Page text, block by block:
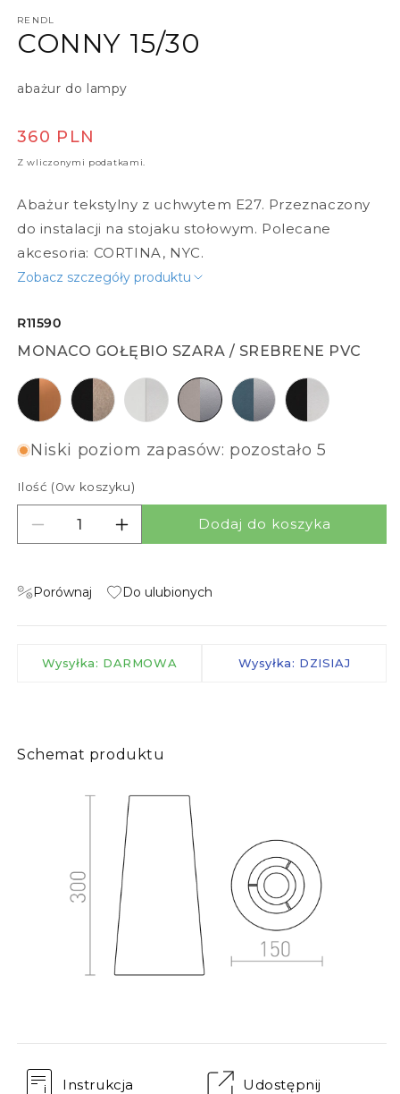
RENDL
CONNY 15/30
abażur do lampy
Cena regularna
360 PLN
Z wliczonymi podatkami.
Abażur tekstylny z uchwytem E27. Przeznaczony
do instalacji na stojaku stołowym. Polecane
akcesoria: CORTINA, NYC.
Zobacz szczegóły produktu
R11590
MONACO GOŁĘBIO SZARA / SREBRENE PVC
Polycotton czarna / folia miedziana
Polycotton czarna / folia złota
Polycotton biała / białe PCV
Monaco gołębio szara /
Monaco naftowa /
Polycotton
Niski poziom zapasów: pozostało 5
Ilość (0w koszyku)
Zmniejsz ilość dla CONNY 15/30
Zwiększ ilość dla CONNY 15/30
Dodaj do koszyka
Porównaj Do ulubionych
Wysyłka: DARMOWA Wysyłka: DZISIAJ
Schemat produktu
Instrukcja Udostępnij